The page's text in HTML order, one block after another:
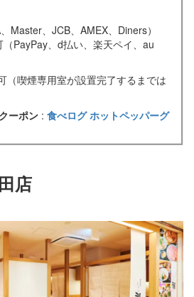
Master、JCB、AMEX、Diners）
PayPay、d払い、楽天ペイ、au
（喫煙専用室が設置完了するまでは
ーポン : 食べログホットペッパーグ
店